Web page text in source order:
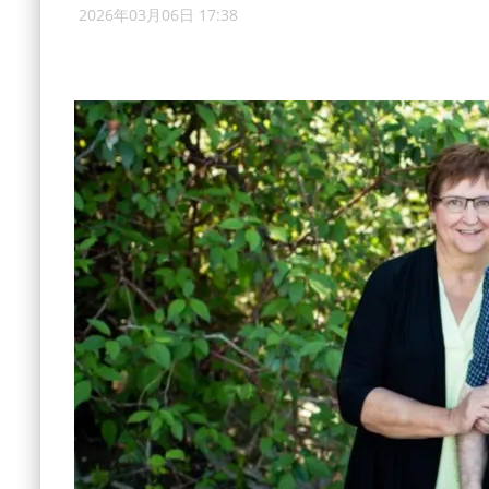
2026年03月06日 17:38